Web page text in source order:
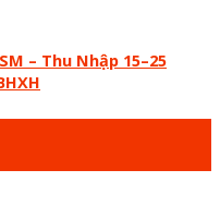
– Thu Nhập 15–25